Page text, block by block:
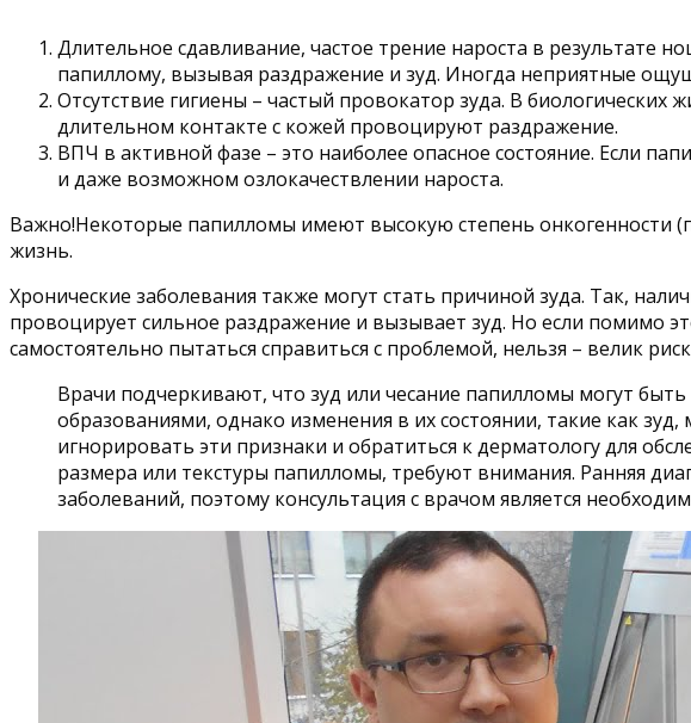
Длительное сдавливание, частое трение нароста в результате
папиллому, вызывая раздражение и зуд. Иногда неприятные
Отсутствие гигиены – частый провокатор зуда. В
длительном контакте с кожей провоцируют раздражение.
ВПЧ в активной фазе – это наиболее опасное состояние. Если
и даже возможном озлокачествлении нароста.
Важно!Некоторые папилломы имеют высокую степень онкогенности
жизнь.
Хронические заболевания также могут стать причиной зуда. Так,
провоцирует сильное раздражение и вызывает зуд. Но если помимо
самостоятельно пытаться справиться с проблемой, нельзя – велик
Врачи подчеркивают, что зуд или чесание папилломы могут
образованиями, однако изменения в их состоянии, такие как
игнорировать эти признаки и обратиться к дерматологу для
размера или текстуры папилломы, требуют внимания. Ранняя
заболеваний, поэтому консультация с врачом является